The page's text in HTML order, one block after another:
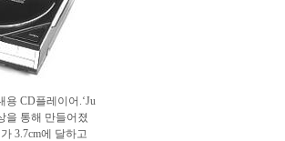
용 CD플레이어.‘Ju
을 통해 만들어졌
3.7cm에 달하고